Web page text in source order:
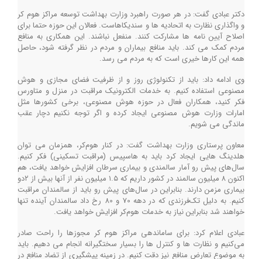
دکتر عبادی گفت: در هر صورت راهبرد وزارت بهداشت توسعه مراکز هوم کر
و واگذاری نظارت به اتحادیه ها و سندیکاهاست. فعالان این حوزه حتما برای
اصلاح آیین نامه ها مشارکت کنند. منفعل نباشند. این همکاری به منافع
مردم کمک می کند. باید منافع بیماران و مردم در نظر گرفته شود، حاصل
همه این کارها خیری است که به مردم می رسد.
وی ادامه داد: باید از تکنولوژی روز و از ظرفیت فضای مجازی و هوش
مصنوعی استفاده کنیم. به خدمات الکترونیک مراقبت در منزل و متاورس
فکر کنید، همکاران فعال در حوزه هوش مصنوعی، برخی کشورها مثل
امارات وزارت هوش مصنوعی ایجاد کرده و اگر توجه نکنیم دچار عقب
ماندگی می شویم.
معاون پرستاری وزارت بهداشت گفت: در کنار هوم‌کر، همزمان می توان
هلدینگ هایی ایجاد کرد باید به هاسپیس (مراقبت تسکینی) فکر کنیم.
سال‌های پیش رو آمار سالمندی و بیماری سرطان افزایش خواهد یافت، هم
اکنون ۸ میلیون سالمند در کشور داریم که ۱.۵ میلیون نفر از آنها بیش از ۲دو
بیماری مزمن دارند. بنابراین در سال‌های پیش رو باید از سالمندان مراقبت
کنیم. به دلیل تک‌فرزندی که در دهه 70 و 80 رخ داد سالمندان آینده تنها
خواهند شد بنابراین نیاز به خدمات هوم‌کر افزایش خواهد یافت.
عبادی اعلام کرد: برای ساماندهی مراکز هوم کر مجوزها را راحت صادر
می‌کنیم و نظارت ها و کنترل ها را بسیار سختگیرانه انجام می دهیم. باید
به موضوع تعارض منافع نیز دقت کنیم. در زمینه پیشگیری از تضاد منافع در